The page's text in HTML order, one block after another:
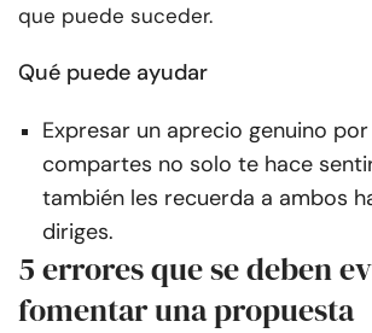
que puede suceder.
Qué puede ayudar
Expresar un aprecio genuino
compartes no solo te hace
también les recuerda a ambos
diriges.
5 errores que se deben
fomentar una propuesta